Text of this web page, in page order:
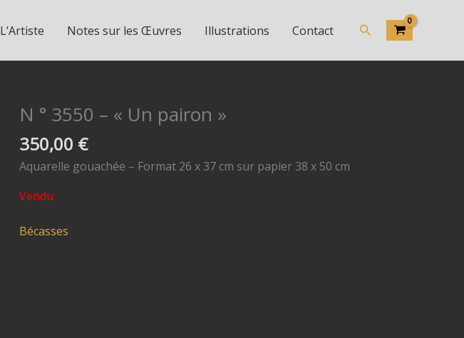
L’Artiste Notes sur les Œuvres Illustrations Contact Rechercher
N ° 3550 – « Un pairon »
350,00 €
Aquarelle gouachée – Format 26 x 37 cm sur papier 38 x 50 cm
Vendu
Bécasses